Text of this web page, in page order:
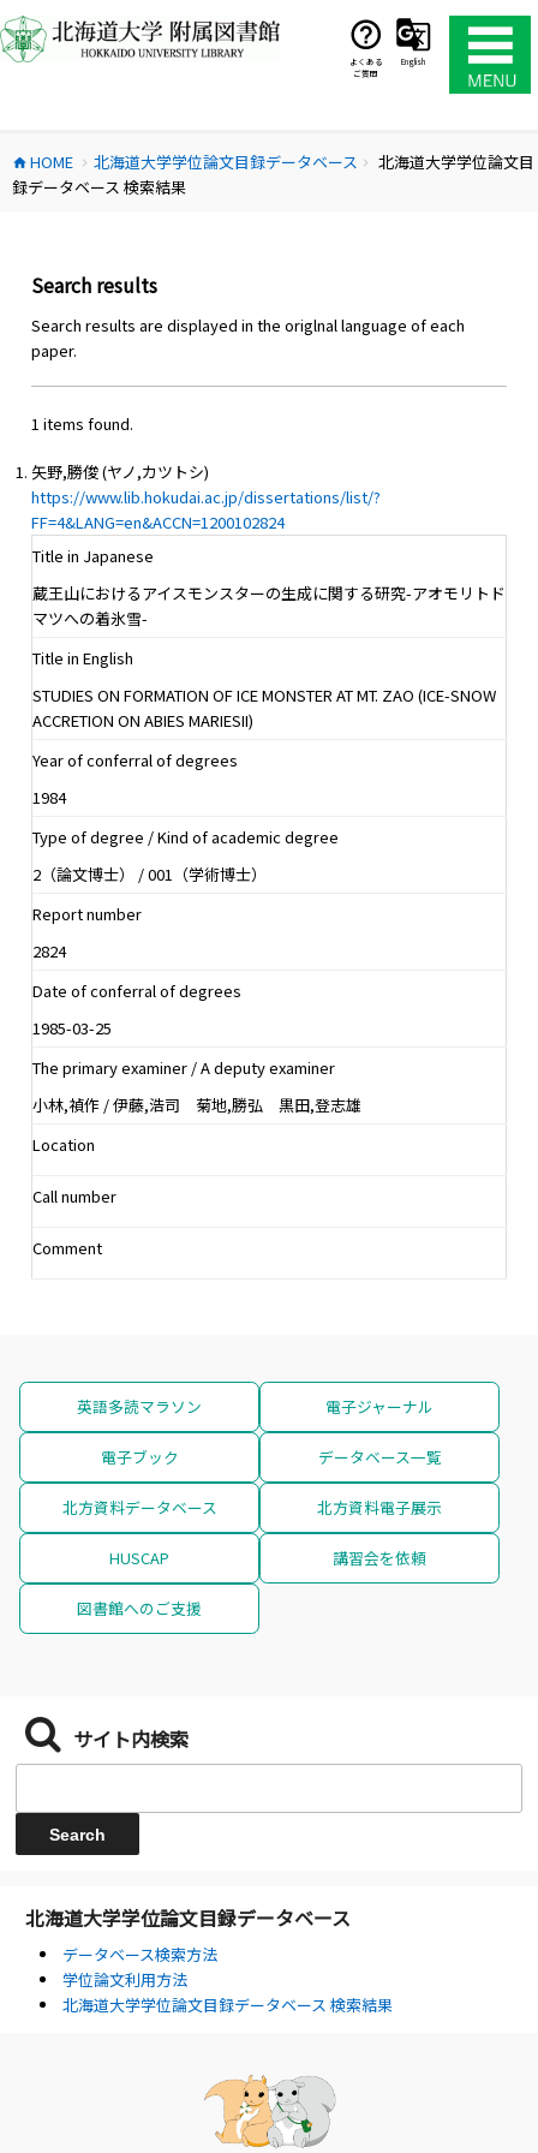
ン
テ
ス
キ
よくある
ご質問
English
home HOME chevron_right 北海道大学学位論文目録データベース chevron_right
北海道大学学位論文目
録データベース 検索結果
Search results
Search results are displayed in the origlnal language of each
paper.
1 items found.
矢野,勝俊 (ヤノ,カツトシ)
https://www.lib.hokudai.ac.jp/dissertations/list/?
FF=4&LANG=en&ACCN=1200102824
Title in Japanese
蔵王山におけるアイスモンスターの生成に関する研究-アオモリトド
マツへの着氷雪-
Title in English
STUDIES ON FORMATION OF ICE MONSTER AT MT. ZAO (ICE-SNOW
ACCRETION ON ABIES MARIESII)
Year of conferral of degrees
1984
Type of degree / Kind of academic degree
2（論文博士） / 001（学術博士）
Report number
2824
Date of conferral of degrees
1985-03-25
The primary examiner / A deputy examiner
小林,禎作 / 伊藤,浩司 菊地,勝弘 黒田,登志雄
Location
Call number
Comment
英語多読マラソン 電子ジャーナル
電子ブック データベース一覧
北方資料データベース 北方資料電子展示
HUSCAP 講習会を依頼
図書館へのご支援
サイト内検索
北海道大学学位論文目録データベース
データベース検索方法
学位論文利用方法
北海道大学学位論文目録データベース 検索結果